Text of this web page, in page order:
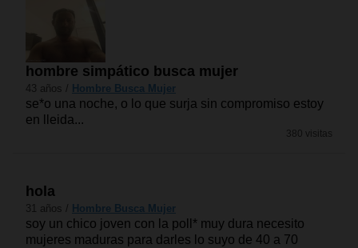
hombre simpático busca mujer
43 años / Hombre Busca Mujer
se*o una noche, o lo que surja sin compromiso estoy
en lleida...
380 visitas
hola
31 años / Hombre Busca Mujer
soy un chico joven con la poll* muy dura necesito
mujeres maduras para darles lo suyo de 40 a 70